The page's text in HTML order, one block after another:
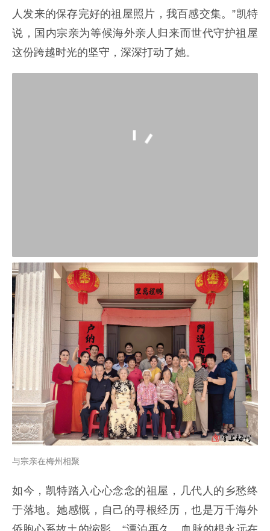
人发来的保存完好的祖屋照片，我百感交集。”凯特
说，国内宗亲为等候海外亲人归来而世代守护祖屋
这份跨越时光的坚守，深深打动了她。
与宗亲在梅州相聚
如今，凯特踏入心心念念的祖屋，几代人的乡愁终
于落地。她感慨，自己的寻根经历，也是万千海外
侨胞心系故土的缩影。“漂泊再久，血脉的根永远在